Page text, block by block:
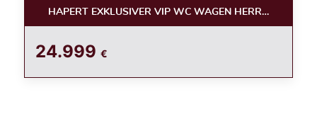
HAPERT EXKLUSIVER VIP WC WAGEN HERREN /LUXUS
24.999 €